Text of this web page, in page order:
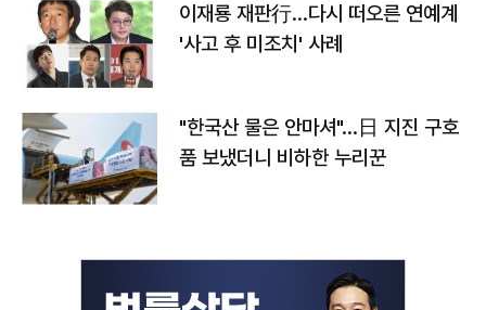
이재룡 재판行…다시 떠오른 연예계
'사고 후 미조치' 사례
"한국산 물은 안마셔"…日 지진 구호
품 보냈더니 비하한 누리꾼